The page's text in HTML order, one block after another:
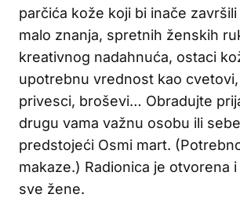
parčića kože koji bi inače
malo znanja, spretnih ženskih
kreativnog nadahnuća, ostaci
upotrebnu vrednost kao
privesci, broševi… Obradujte
drugu vama važnu osobu ili
predstojeći Osmi mart.
makaze.) Radionica je otvorena
sve žene.